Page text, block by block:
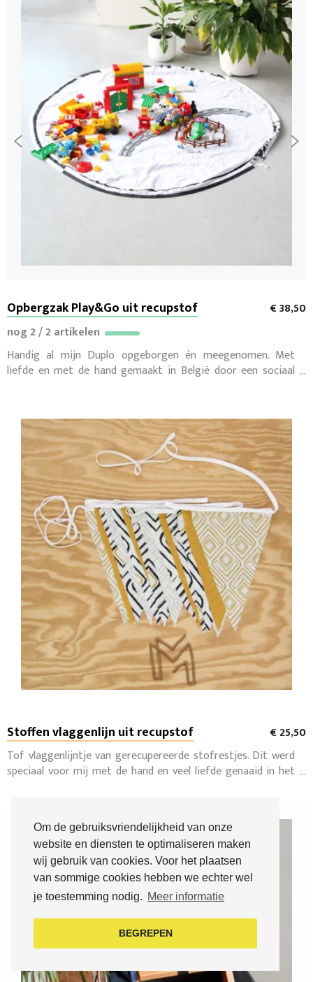
Om de gebruiksvriendelijkheid van onze
website en diensten te optimaliseren maken
wij gebruik van cookies. Voor het plaatsen
van sommige cookies hebben we echter wel
je toestemming nodig. Meer informatie
BEGREPEN
Opbergzak Play&Go uit recupstof
€ 38,50
nog 2 / 2 artikelen
Handig al mijn Duplo opgeborgen én meegenomen. Met
liefde en met de hand gemaakt in België door een sociaal
Stoffen vlaggenlijn uit recupstof
€ 25,50
Tof vlaggenlijntje van gerecupereerde stofrestjes. Dit werd
speciaal voor mij met de hand en veel liefde genaaid in het